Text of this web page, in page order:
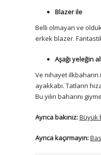
Blazer ile
Belli olmayan ve
erkek blazer.
Aşağı yeleğin
Ve nihayet
ayakkabı. Tatların
Bu yılın baharını
Ayrıca bakınız:Büyük
Ayrıca kaçırmayın: